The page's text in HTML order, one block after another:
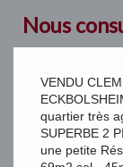
Nous
VENDU
quartier très
SUPERBE 2
une petite